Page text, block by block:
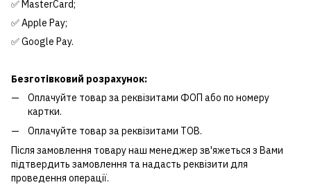
✅ MasterCard;
✅ Apple Pay;
✅ Google Pay.
Безготівковий розрахунок:
Оплачуйте товар за реквізитами ФОП або по номеру
картки.
Оплачуйте товар за реквізитами ТОВ.
Після замовлення товару наш менеджер зв'яжеться з Вами
підтвердить замовлення та надасть реквізити для
проведення операції.